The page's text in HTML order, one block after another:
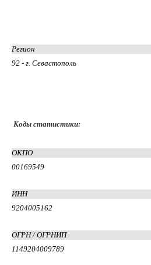
Регион
92 - г. Севастополь
Коды статистики:
ОКПО
00169549
ИНН
9204005162
ОГРН / ОГРНИП
1149204009789